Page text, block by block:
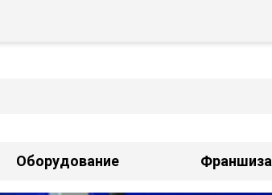
Оборудование Франшиза